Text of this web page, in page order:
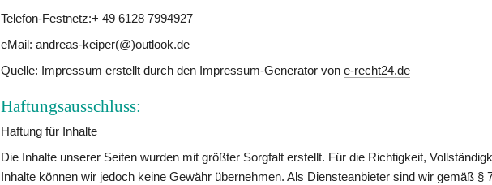
Telefon-Festnetz:+ 49 6128 7994927
eMail: andreas-keiper(@)outlook.de
Quelle: Impressum erstellt durch den Impressum-Generator von e-recht24.de
Haftungsausschluss:
Haftung für Inhalte
Die Inhalte unserer Seiten wurden mit größter Sorgfalt erstellt. Für die Richtigkeit,
Inhalte können wir jedoch keine Gewähr übernehmen. Als Diensteanbieter sind wir gemäß §